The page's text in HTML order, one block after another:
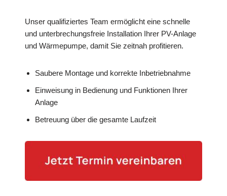
Unser qualifiziertes Team ermöglicht eine schnelle
und unterbrechungsfreie Installation Ihrer PV-Anlage
und Wärmepumpe, damit Sie zeitnah profitieren.
Saubere Montage und korrekte Inbetriebnahme
Einweisung in Bedienung und Funktionen Ihrer
Anlage
Betreuung über die gesamte Laufzeit